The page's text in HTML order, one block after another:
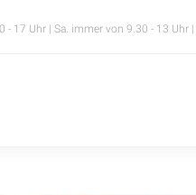
- 17 Uhr | Sa. immer von 9.30 - 13 Uhr |